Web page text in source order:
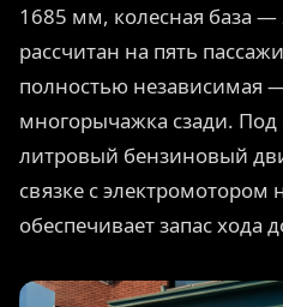
1685 мм, колесная база
рассчитан на пять
полностью независимая
многорычажка сзади. Под
литровый бензиновый
связке с электромотором
обеспечивает запас хода